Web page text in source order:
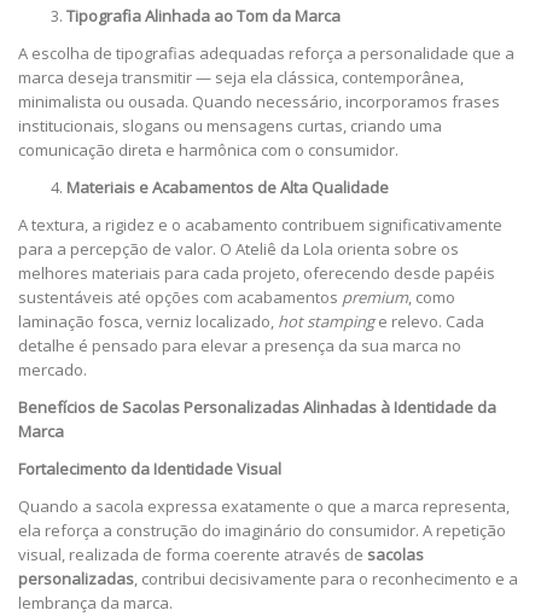
Tipografia Alinhada ao Tom da Marca
A escolha de tipografias adequadas reforça a personalidade que a
marca deseja transmitir — seja ela clássica, contemporânea,
minimalista ou ousada. Quando necessário, incorporamos frases
institucionais, slogans ou mensagens curtas, criando uma
comunicação direta e harmônica com o consumidor.
Materiais e Acabamentos de Alta Qualidade
A textura, a rigidez e o acabamento contribuem significativamente
para a percepção de valor. O Ateliê da Lola orienta sobre os
melhores materiais para cada projeto, oferecendo desde papéis
sustentáveis até opções com acabamentos premium, como
laminação fosca, verniz localizado, hot stampinge relevo. Cada
detalhe é pensado para elevar a presença da sua marca no
mercado.
Benefícios de Sacolas Personalizadas Alinhadas à Identidade da
Marca
Fortalecimento da Identidade Visual
Quando a sacola expressa exatamente o que a marca representa,
ela reforça a construção do imaginário do consumidor. A repetição
visual, realizada de forma coerente através de sacolas
personalizadas, contribui decisivamente para o reconhecimento e a
lembrança da marca.